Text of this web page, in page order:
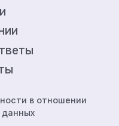
в отношении
данных